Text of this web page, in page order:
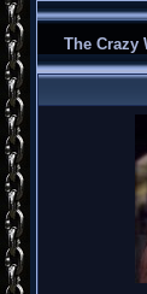
The Crazy